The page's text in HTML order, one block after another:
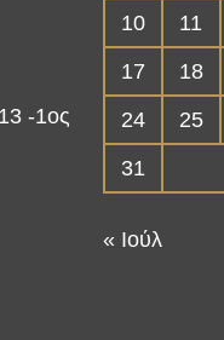
-1ος
10
11
17
18
24
25
31
« Ιούλ